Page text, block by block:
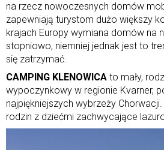
na rzecz nowoczesnych domów
zapewniają turystom dużo większy
krajach Europy wymiana domów na
stopniowo, niemniej jednak jest to
się zatrzymać.
CAMPING KLENOWICA to mały,
wypoczynkowy w regionie Kvarner,
najpiękniejszych wybrzeży
rodzin z dziećmi zachwycające